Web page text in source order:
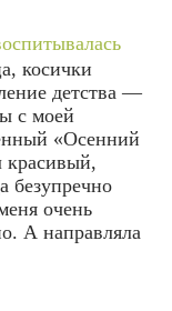
косички
детства —
с моей
«Осенний
красивый,
безупречно
очень
А направляла